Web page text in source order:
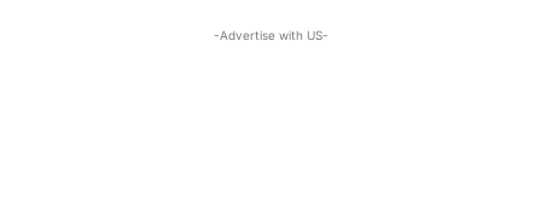
-Advertise with US-